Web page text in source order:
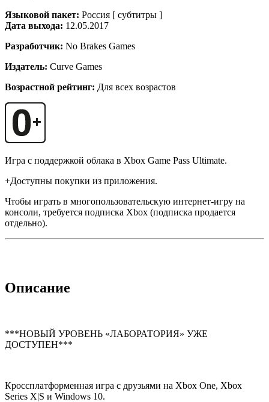
Языковой пакет: Россия [ субтитры ]
Дата выхода: 12.05.2017
Разработчик: No Brakes Games
Издатель: Curve Games
Возрастной рейтинг: Для всех возрастов
Игра с поддержкой облака в Xbox Game Pass Ultimate.
+Доступны покупки из приложения.
Чтобы играть в многопользовательскую интернет-игру на
консоли, требуется подписка Xbox (подписка продается
отдельно).
Описание
***НОВЫЙ УРОВЕНЬ «ЛАБОРАТОРИЯ» УЖЕ
ДОСТУПЕН***
Кроссплатформенная игра с друзьями на Xbox One, Xbox
Series X|S и Windows 10.